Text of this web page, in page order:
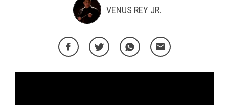
VENUS REY JR.